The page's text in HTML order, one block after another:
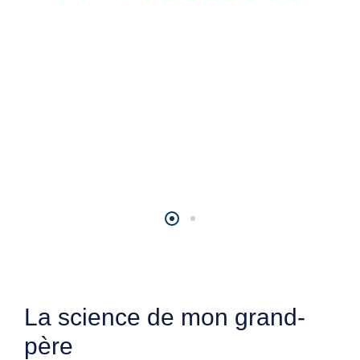
La science de mon grand-
père